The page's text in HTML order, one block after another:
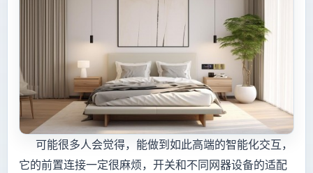
可能很多人会觉得，能做到如此高端的智能化交互，
它的前置连接一定很麻烦，开关和不同网器设备的适配